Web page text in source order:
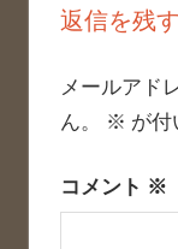
ゲ
ー
シ
ョ
ン
返信を残す
メールアド
ん。
※ が
コメント ※